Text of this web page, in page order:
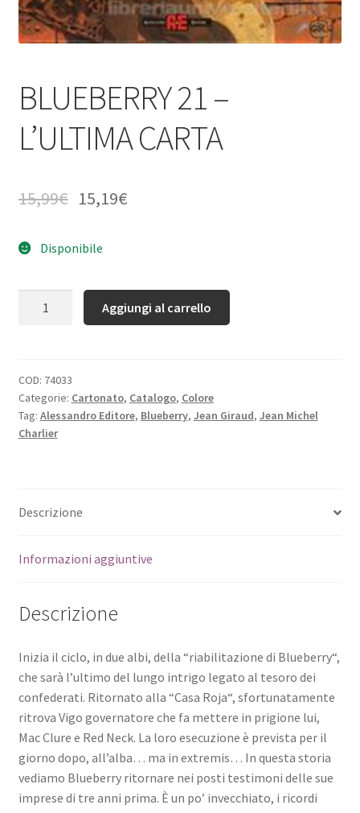
BLUEBERRY 21 –
L’ULTIMA CARTA
15,99€ 15,19€
Disponibile
Aggiungi al carrello
COD: 74033
Categorie: Cartonato, Catalogo, Colore
Tag: Alessandro Editore, Blueberry, Jean Giraud, Jean Michel
Charlier
Descrizione
Informazioni aggiuntive
Descrizione
Inizia il ciclo, in due albi, della “riabilitazione di Blueberry“,
che sarà l’ultimo del lungo intrigo legato al tesoro dei
confederati. Ritornato alla “Casa Roja“, sfortunatamente
ritrova Vigo governatore che fa mettere in prigione lui,
Mac Clure e Red Neck. La loro esecuzione è prevista per il
giorno dopo, all’alba… ma in extremis… In questa storia
vediamo Blueberry ritornare nei posti testimoni delle sue
imprese di tre anni prima. È un po’ invecchiato, i ricordi